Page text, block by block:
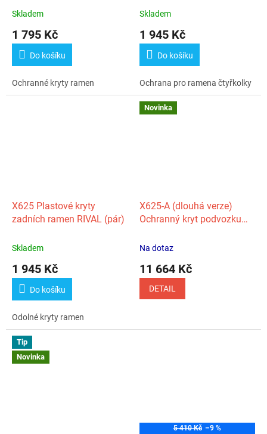
Skladem
1 795 Kč
Do košíku
Ochranné kryty ramen
Skladem
1 945 Kč
Do košíku
Ochrana pro ramena čtyřkolky
X625 Plastové kryty
zadních ramen RIVAL (pár)
Skladem
1 945 Kč
Do košíku
Odolné kryty ramen
Novinka
X625‑A (dlouhá verze)
Ochranný kryt podvozku
Na dotaz
11 664 Kč
DETAIL
Tip
Novinka
5 410 Kč –9 %